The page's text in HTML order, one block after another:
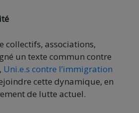
collectifs, associations,
un texte commun contre
Uni.e.s contre l’immigration
cette dynamique, en
de lutte actuel.